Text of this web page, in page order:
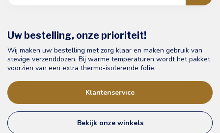
Uw bestelling, onze prioriteit!
Wij maken uw bestelling met zorg klaar en maken gebruik van
stevige verzenddozen. Bij warme temperaturen wordt het pakket
voorzien van een extra thermo-isolerende folie.
Klantenservice
Bekijk onze winkels